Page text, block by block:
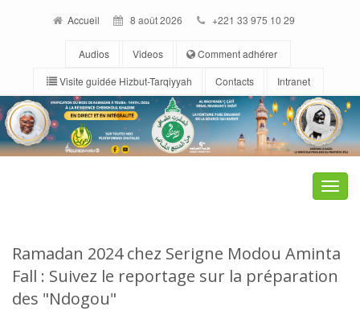
Accueil 8 août 2026 +221 33 975 10 29
Audios Videos
Comment adhérer
Visite guidée Hizbut-Tarqiyyah
Contacts Intranet
Toggle
Ramadan 2024 chez Serigne Modou Aminta
Fall : Suivez le reportage sur la préparation
des "Ndogou"